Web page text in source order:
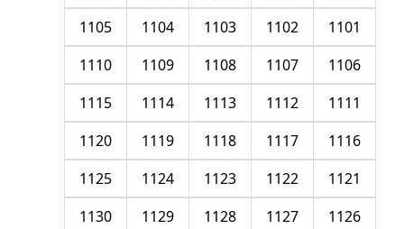
1101
1102
1103
1104
1105
1106
1107
1108
1109
1110
1111
1112
1113
1114
1115
1116
1117
1118
1119
1120
1121
1122
1123
1124
1125
1126
1127
1128
1129
1130